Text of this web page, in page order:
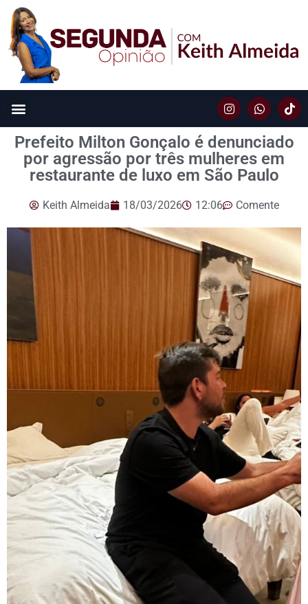
Prefeito Milton Gonçalo é denunciado
por agressão por três mulheres em
restaurante de luxo em São Paulo
Keith Almeida 18/03/2026 12:06 Comente